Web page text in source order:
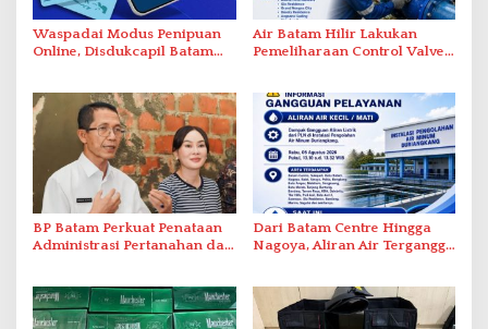
Waspadai Modus Penipuan
Online, Disdukcapil Batam
Air Batam Hilir Lakukan
Pemeliharaan Control Valve,
BP Batam Perkuat Penataan
Administrasi Pertanahan dan
Dari Batam Centre Hingga
Nagoya, Aliran Air Terganggu